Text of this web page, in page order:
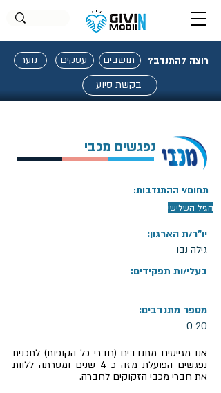
נוער עסקים תושבים רוצה להתנדב?
בקשת סיוע
נפגשים מכבי
תחום/י ההתנדבות:
הגיל השלישי
יו"ר/ת הארגון:
גילה נבו
בעלי/ות תפקידים:
מספר מתנדבים:
0-20
אנו מגייסים מתנדבים (חברי כל הקופות) לתכנית
נפגשים הפועלת מזה כ 4 שנים ומטרתה ללוות
את חברי מכבי הזקוקים לחברה.